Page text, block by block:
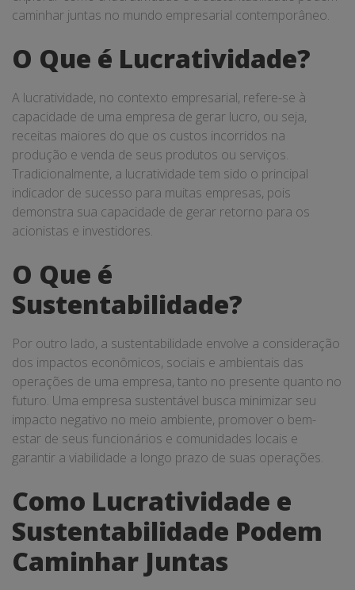
caminhar juntas no mundo empresarial contemporâneo.
O Que é Lucratividade?
A lucratividade, no contexto empresarial, refere-se à
capacidade de uma empresa de gerar lucro, ou seja,
receitas maiores do que os custos incorridos na
produção e venda de seus produtos ou serviços.
Tradicionalmente, a lucratividade tem sido o principal
indicador de sucesso para muitas empresas, pois
demonstra sua capacidade de gerar retorno para os
acionistas e investidores.
O Que é
Sustentabilidade?
Por outro lado, a sustentabilidade envolve a consideração
dos impactos econômicos, sociais e ambientais das
operações de uma empresa, tanto no presente quanto no
futuro. Uma empresa sustentável busca minimizar seu
impacto negativo no meio ambiente, promover o bem-
estar de seus funcionários e comunidades locais e
garantir a viabilidade a longo prazo de suas operações.
Como Lucratividade e
Sustentabilidade Podem
Caminhar Juntas